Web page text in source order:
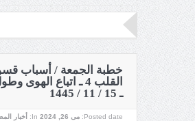
خطبة الجمعة / أسباب
القلب 4 ـ اتباع الهوى
ـ 15 / 11 / 1445
Posted date: می 26, 2024 In: أخبار